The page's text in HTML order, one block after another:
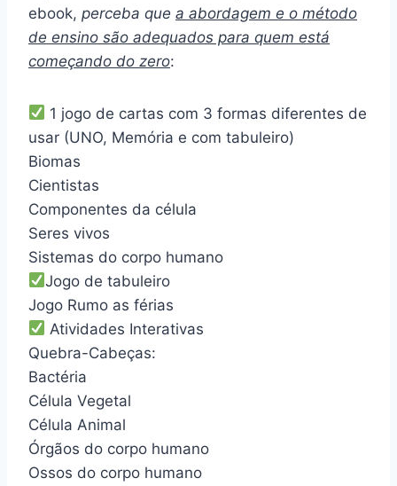
ebook, perceba que a abordagem e o método
de ensino são adequados para quem está
começando do zero:
1 jogo de cartas com 3 formas diferentes de
usar (UNO, Memória e com tabuleiro)
Biomas
Cientistas
Componentes da célula
Seres vivos
Sistemas do corpo humano
Jogo de tabuleiro
Jogo Rumo as férias
Atividades Interativas
Quebra-Cabeças:
Bactéria
Célula Vegetal
Célula Animal
Órgãos do corpo humano
Ossos do corpo humano